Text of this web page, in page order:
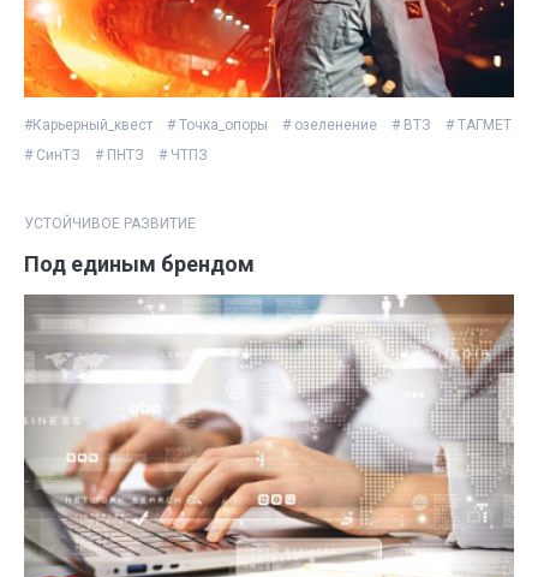
#Карьерный_квест # Точка_опоры # озеленение # ВТЗ
# ТАГМЕТ
# СинТЗ
# ПНТЗ # ЧТПЗ
УСТОЙЧИВОЕ РАЗВИТИЕ
Под единым брендом